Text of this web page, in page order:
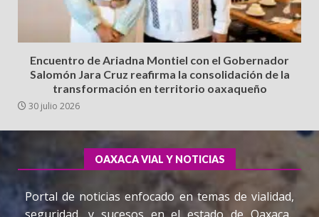
Encuentro de Ariadna Montiel con el Gobernador
Salomón Jara Cruz reafirma la consolidación de la
transformación en territorio oaxaqueño
30 julio 2026
OAXACA VIAL Y NOTICIAS
Portal de noticias enfocado en temas de vialidad,